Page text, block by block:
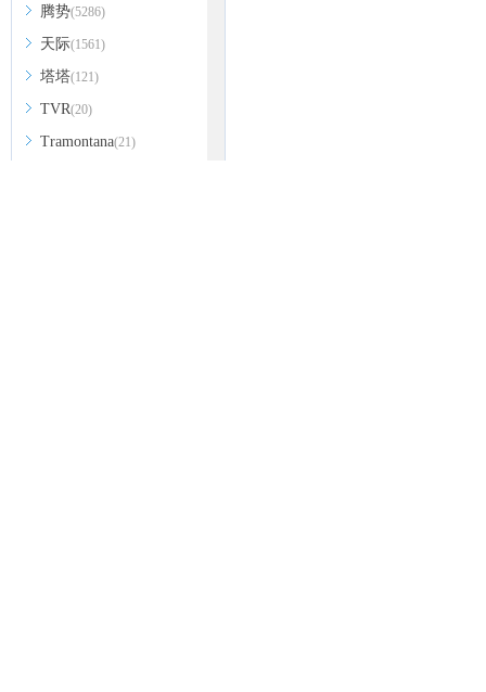
腾势(5286)
天际(1561)
塔塔(121)
TVR(20)
Tramontana(21)